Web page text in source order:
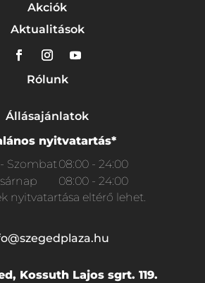
Akciók
Aktualitások
Rólunk
Állásajánlatok
nyitvatartás*
Szombat08:00 - 24:00
08:00 - 24:00
nyitvatartása eltérő lehet.
Kossuth Lajos sgrt. 119.